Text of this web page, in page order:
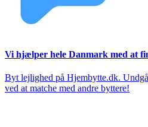
Vi hjælper hele Danmark med at
Byt lejlighed på Hjembytte.dk.
ved at matche med andre byttere!